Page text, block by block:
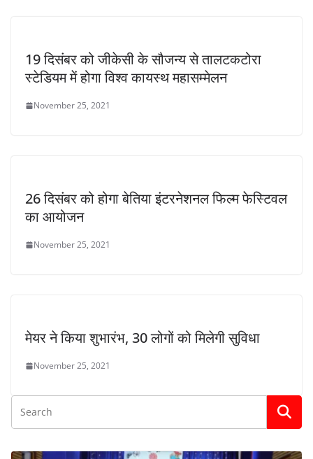
19 दिसंबर को जीकेसी के सौजन्य से तालटकटोरा
स्टेडियम में होगा विश्व कायस्थ महासम्मेलन
November 25, 2021
26 दिसंबर को होगा बेतिया इंटरनेशनल फिल्म फेस्टिवल
का आयोजन
November 25, 2021
मेयर ने किया शुभारंभ, 30 लोगों को मिलेगी सुविधा
November 25, 2021